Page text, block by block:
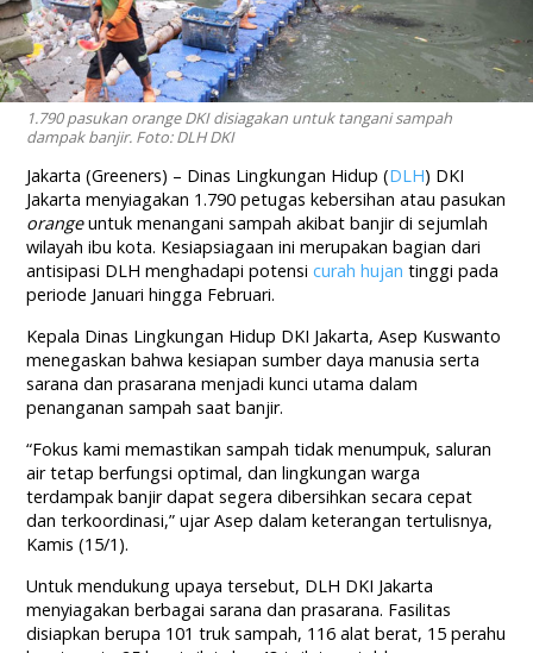
1.790 pasukan orange DKI disiagakan untuk tangani sampah
dampak banjir. Foto: DLH DKI
Jakarta (Greeners) – Dinas Lingkungan Hidup (DLH) DKI
Jakarta menyiagakan 1.790 petugas kebersihan atau pasukan
orangeuntuk menangani sampah akibat banjir di sejumlah
wilayah ibu kota. Kesiapsiagaan ini merupakan bagian dari
antisipasi DLH menghadapi potensicurah hujan tinggi pada
periode Januari hingga Februari.
Kepala Dinas Lingkungan Hidup DKI Jakarta, Asep Kuswanto
menegaskan bahwa kesiapan sumber daya manusia serta
sarana dan prasarana menjadi kunci utama dalam
penanganan sampah saat banjir.
“Fokus kami memastikan sampah tidak menumpuk, saluran
air tetap berfungsi optimal, dan lingkungan warga
terdampak banjir dapat segera dibersihkan secara cepat
dan terkoordinasi,” ujar Asep dalam keterangan tertulisnya,
Kamis (15/1).
Untuk mendukung upaya tersebut, DLH DKI Jakarta
menyiagakan berbagai sarana dan prasarana. Fasilitas
disiapkan berupa 101 truk sampah, 116 alat berat, 15 perahu